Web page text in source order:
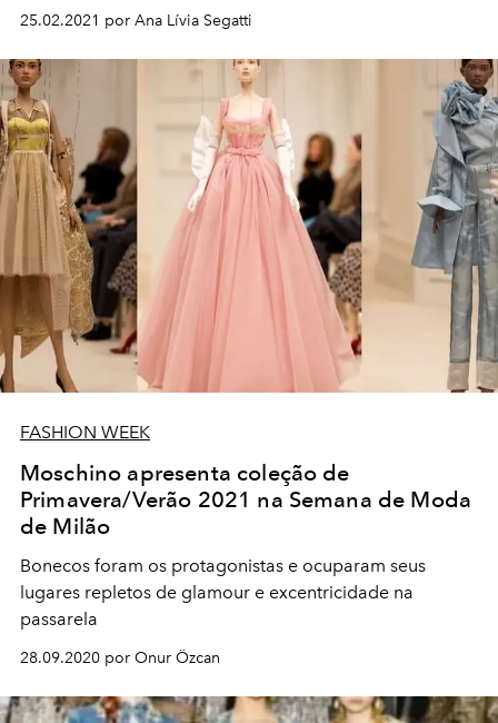
25.02.2021 por Ana Lívia Segatti
FASHION WEEK
Moschino apresenta coleção de
Primavera/Verão 2021 na Semana de Moda
de Milão
Bonecos foram os protagonistas e ocuparam seus
lugares repletos de glamour e excentricidade na
passarela
28.09.2020 por Onur Özcan